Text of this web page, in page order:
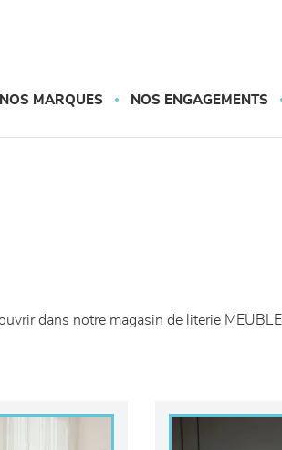
NOS MARQUES NOS ENGAGEMENTS
dans notre magasin de literie